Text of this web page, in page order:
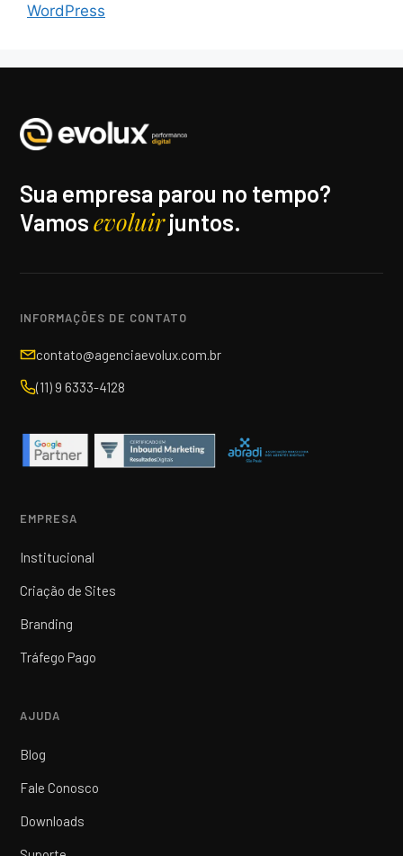
WordPress
Sua empresa parou no tempo?
Vamosevoluirjuntos.
INFORMAÇÕES DE CONTATO
contato@agenciaevolux.com.br
(11) 9 6333-4128
EMPRESA
Institucional
Criação de Sites
Branding
Tráfego Pago
AJUDA
Blog
Fale Conosco
Downloads